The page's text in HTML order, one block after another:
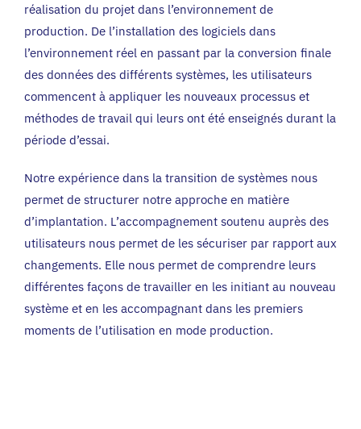
réalisation du projet dans l’environnement de
production. De l’installation des logiciels dans
l’environnement réel en passant par la conversion finale
des données des différents systèmes, les utilisateurs
commencent à appliquer les nouveaux processus et
méthodes de travail qui leurs ont été enseignés durant la
période d’essai.
Notre expérience dans la transition de systèmes nous
permet de structurer notre approche en matière
d’implantation. L’accompagnement soutenu auprès des
utilisateurs nous permet de les sécuriser par rapport aux
changements. Elle nous permet de comprendre leurs
différentes façons de travailler en les initiant au nouveau
système et en les accompagnant dans les premiers
moments de l’utilisation en mode production.